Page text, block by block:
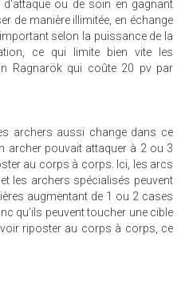
ou de soin en gagnant
de manière illimitée, en échange
selon la puissance de la
ce qui limite bien vite les
Ragnarök qui coûte 20 pv par
archers aussi change dans ce
archer pouvait attaquer à 2 ou 3
au corps à corps. Ici, les arcs
les archers spécialisés peuvent
augmentant de 1 ou 2 cases
qu'ils peuvent toucher une cible
riposter au corps à corps, ce